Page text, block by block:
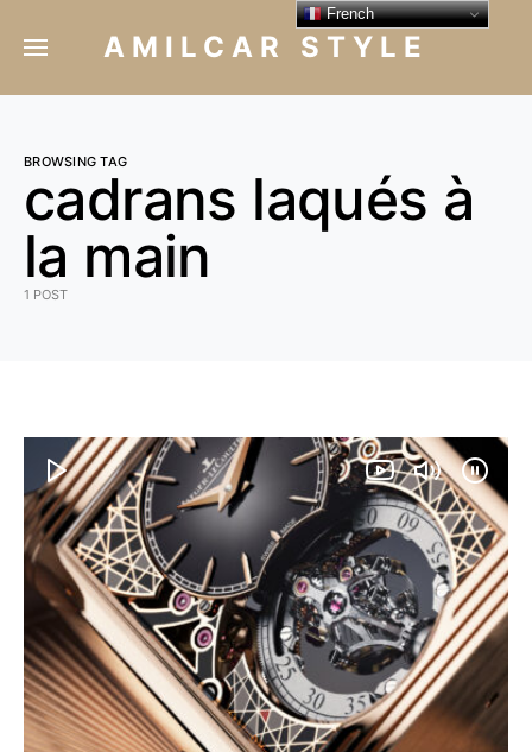
AMILCAR STYLE
BROWSING TAG
cadrans laqués à
la main
1 POST
French